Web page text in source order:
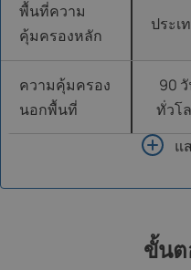
พื้นที่ความ
คุ้มครองหลัก
ประเ
ความคุ้มครอง
นอกพื้นที่
90
ทั่วโ
แ
ขั้น